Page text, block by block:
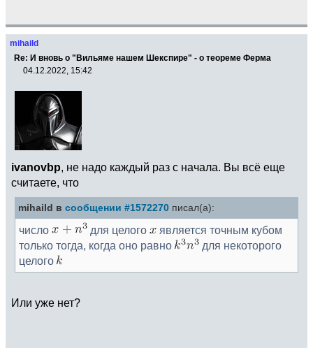
mihaild
Re: И вновь о "Вильяме нашем Шекспире" - о теореме Ферма
04.12.2022, 15:42
ivanovbp , не надо каждый раз с начала. Вы всё еще
считаете, что
mihaild в сообщении #1572270 писал(а):
число для целого
является точным кубом
только тогда, когда оно равно
для некоторого
целого
Или уже нет?